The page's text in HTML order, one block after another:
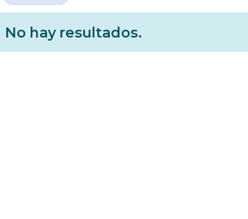
No hay resultados.